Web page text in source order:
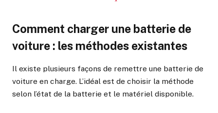
Comment charger une batterie de
voiture : les méthodes existantes
Il existe plusieurs façons de remettre une batterie de
voiture en charge. L’idéal est de choisir la méthode
selon l’état de la batterie et le matériel disponible.